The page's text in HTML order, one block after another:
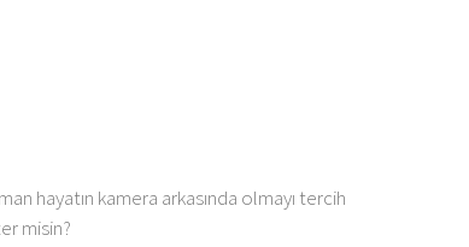
hayatın kamera arkasında olmayı tercih
misin?